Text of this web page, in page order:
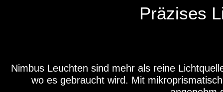
Präzises
Nimbus Leuchten sind mehr als reine
wo es gebraucht wird. Mit